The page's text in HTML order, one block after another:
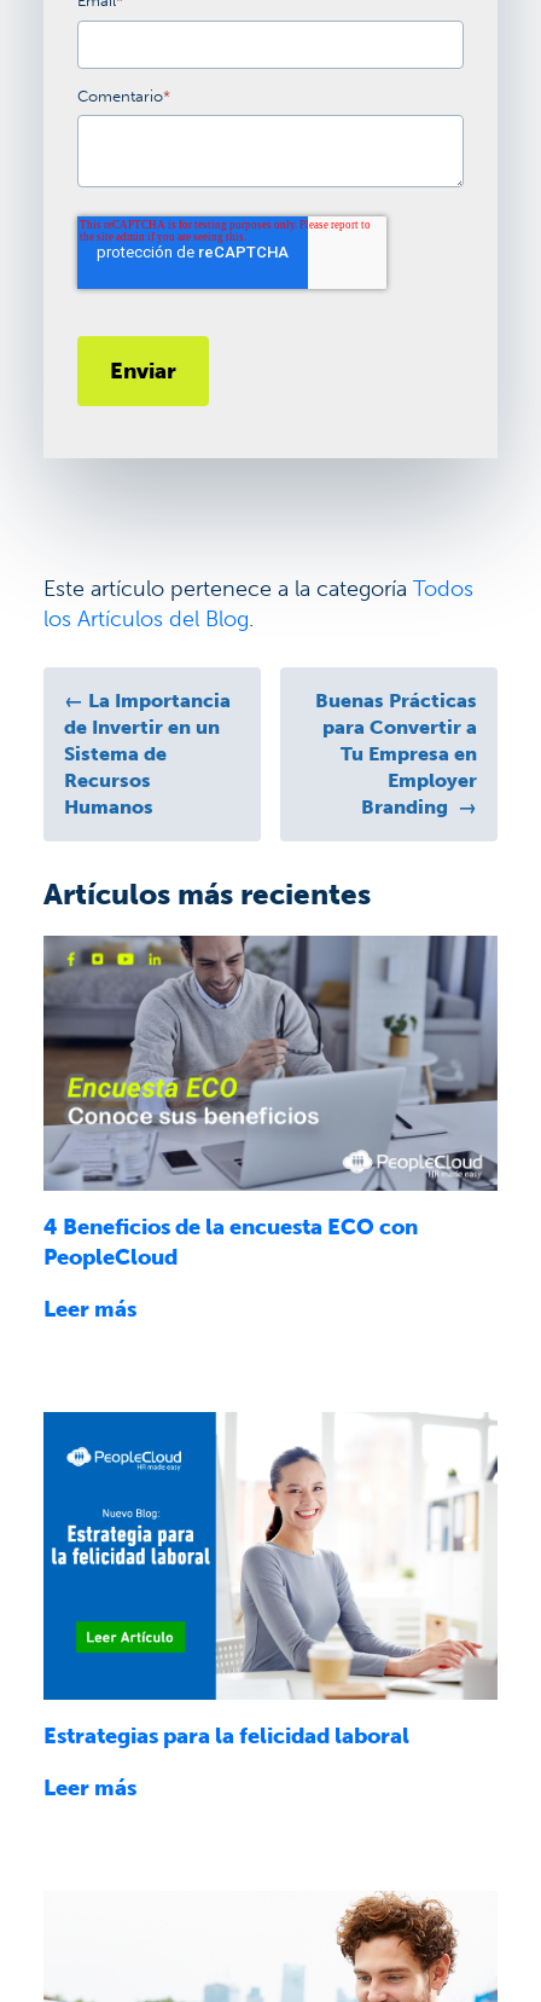
Comentario*
Este artículo pertenece a la categoría Todos
los Artículos del Blog.
← La Importancia
de Invertir en un
Sistema de
Recursos
Humanos
Buenas Prácticas
para Convertir a
Tu Empresa en
Employer
Branding →
Artículos más recientes
4 Beneficios de la encuesta ECO con
PeopleCloud
Leer más
Estrategias para la felicidad laboral
Leer más